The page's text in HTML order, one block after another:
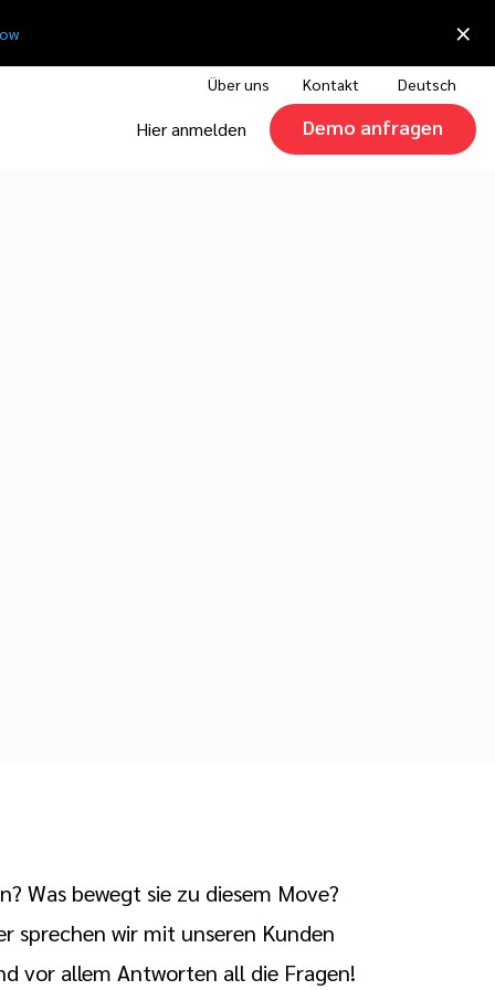
×
Über uns Kontakt Deutsch
Hier anmelden Demo anfragen
Was bewegt sie zu diesem Move?
sprechen wir mit unseren Kunden
vor allem Antworten all die Fragen!